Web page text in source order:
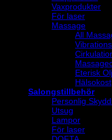
Vaxprodukter
För laser
Massage
All
Eterisk
Hälsokost
Salongstillbehör
Personlig
Utsug
Lampor
För laser